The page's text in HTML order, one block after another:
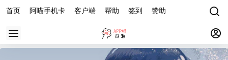
首页 阿喵手机卡 客户端 帮助 签到 赞助